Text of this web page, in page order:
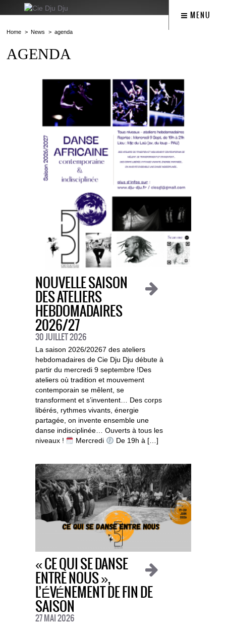
MENU
Home News agenda
AGENDA
NOUVELLE SAISON
DES ATELIERS
HEBDOMADAIRES
2026/27
30 JUILLET 2026
La saison 2026/20267 des ateliers
hebdomadaires de Cie Dju Dju débute à
partir du mercredi 9 septembre !Des
ateliers où tradition et mouvement
contemporain se mêlent, se
transforment et s’inventent… Des corps
libérés, rythmes vivants, énergie
partagée, on invente ensemble une
danse indisciplinée… Ouverts à tous les
niveaux !
Mercredi De 19h à […]
« CE QUI SE DANSE
ENTRE NOUS »,
L’ÉVÉNEMENT DE FIN DE
SAISON
27 MAI 2026